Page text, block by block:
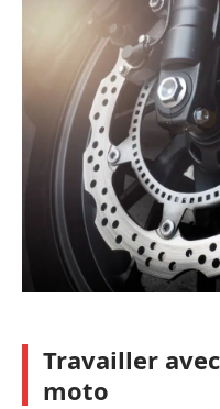
Travailler
moto